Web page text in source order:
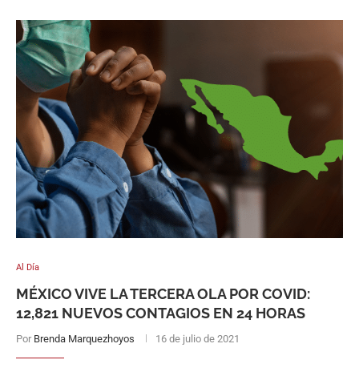
Al Día
MÉXICO VIVE LA TERCERA OLA POR COVID:
12,821 NUEVOS CONTAGIOS EN 24 HORAS
Por Brenda Marquezhoyos 16 de julio de 2021